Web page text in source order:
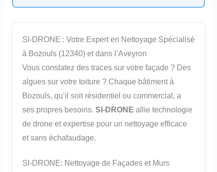
SI-DRONE : Votre Expert en Nettoyage Spécialisé
à Bozouls (12340) et dans l’Aveyron
Vous constatez des traces sur votre façade ? Des
algues sur votre toiture ? Chaque bâtiment à
Bozouls, qu’il soit résidentiel ou commercial, a
ses propres besoins. SI-DRONE allie technologie
de drone et expertise pour un nettoyage efficace
et sans échafaudage.
SI-DRONE: Nettoyage de Façades et Murs